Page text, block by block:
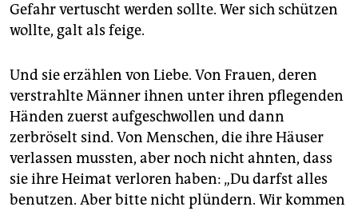
Gefahr vertuscht werden sollte. Wer sich schützen
wollte, galt als feige.
Und sie erzählen von Liebe. Von Frauen, deren
verstrahlte Männer ihnen unter ihren pflegenden
Händen zuerst aufgeschwollen und dann
zerbröselt sind. Von Menschen, die ihre Häuser
verlassen mussten, aber noch nicht ahnten, dass
sie ihre Heimat verloren haben: „Du darfst alles
benutzen. Aber bitte nicht plündern. Wir kommen